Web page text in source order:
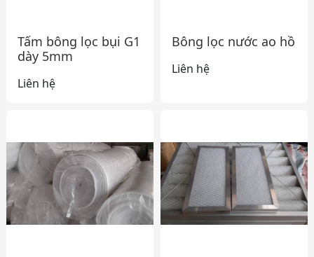
Tấm bông lọc bụi G1
dày 5mm
Liên hệ
Bông lọc nước ao hồ
Liên hệ